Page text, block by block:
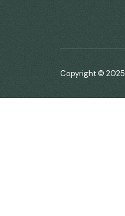
Copyright © 2025